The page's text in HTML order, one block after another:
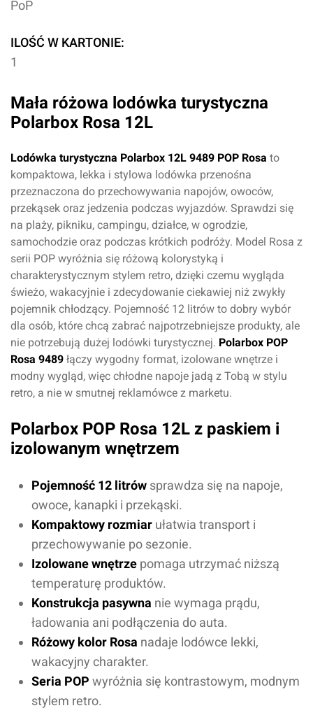
PoP
ILOŚĆ W KARTONIE:
1
Mała różowa lodówka turystyczna
Polarbox Rosa 12L
Lodówka turystyczna Polarbox 12L 9489 POP Rosa to
kompaktowa, lekka i stylowa lodówka przenośna
przeznaczona do przechowywania napojów, owoców,
przekąsek oraz jedzenia podczas wyjazdów. Sprawdzi się
na plaży, pikniku, campingu, działce, w ogrodzie,
samochodzie oraz podczas krótkich podróży. Model Rosa z
serii POP wyróżnia się różową kolorystyką i
charakterystycznym stylem retro, dzięki czemu wygląda
świeżo, wakacyjnie i zdecydowanie ciekawiej niż zwykły
pojemnik chłodzący. Pojemność 12 litrów to dobry wybór
dla osób, które chcą zabrać najpotrzebniejsze produkty, ale
nie potrzebują dużej lodówki turystycznej. Polarbox POP
Rosa 9489 łączy wygodny format, izolowane wnętrze i
modny wygląd, więc chłodne napoje jadą z Tobą w stylu
retro, a nie w smutnej reklamówce z marketu.
Polarbox POP Rosa 12L z paskiem i
izolowanym wnętrzem
Pojemność 12 litrów sprawdza się na napoje,
owoce, kanapki i przekąski.
Kompaktowy rozmiar ułatwia transport i
przechowywanie po sezonie.
Izolowane wnętrze pomaga utrzymać niższą
temperaturę produktów.
Konstrukcja pasywna nie wymaga prądu,
ładowania ani podłączenia do auta.
Różowy kolor Rosa nadaje lodówce lekki,
wakacyjny charakter.
Seria POP wyróżnia się kontrastowym, modnym
stylem retro.